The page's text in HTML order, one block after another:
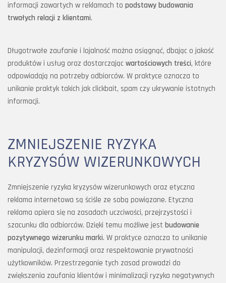
informacji zawartych w reklamach to podstawy budowania
trwałych relacji z klientami.
Długotrwałe zaufanie i lojalność można osiągnąć, dbając o jakość
produktów i usług oraz dostarczając wartościowych treści, które
odpowiadają na potrzeby odbiorców. W praktyce oznacza to
unikanie praktyk takich jak clickbait, spam czy ukrywanie istotnych
informacji.
ZMNIEJSZENIE RYZYKA
KRYZYSÓW WIZERUNKOWYCH
Zmniejszenie ryzyka kryzysów wizerunkowych oraz etyczna
reklama internetowa są ściśle ze sobą powiązane. Etyczna
reklama opiera się na zasadach uczciwości, przejrzystości i
szacunku dla odbiorców. Dzięki temu możliwe jest budowanie
pozytywnego wizerunku marki. W praktyce oznacza to unikanie
manipulacji, dezinformacji oraz respektowanie prywatności
użytkowników. Przestrzeganie tych zasad prowadzi do
zwiększenia zaufania klientów i minimalizacji ryzyka negatywnych